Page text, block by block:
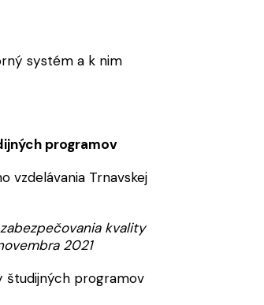
systém a k nim
programov
vzdelávania Trnavskej
kvality
2021
študijných programov